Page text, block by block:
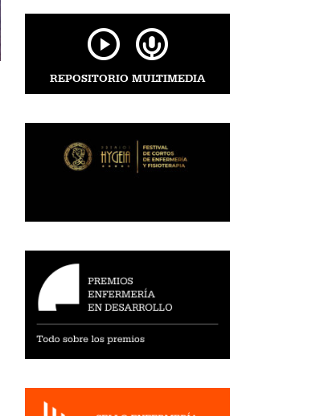
REPOSITORIO MULTIMEDIA